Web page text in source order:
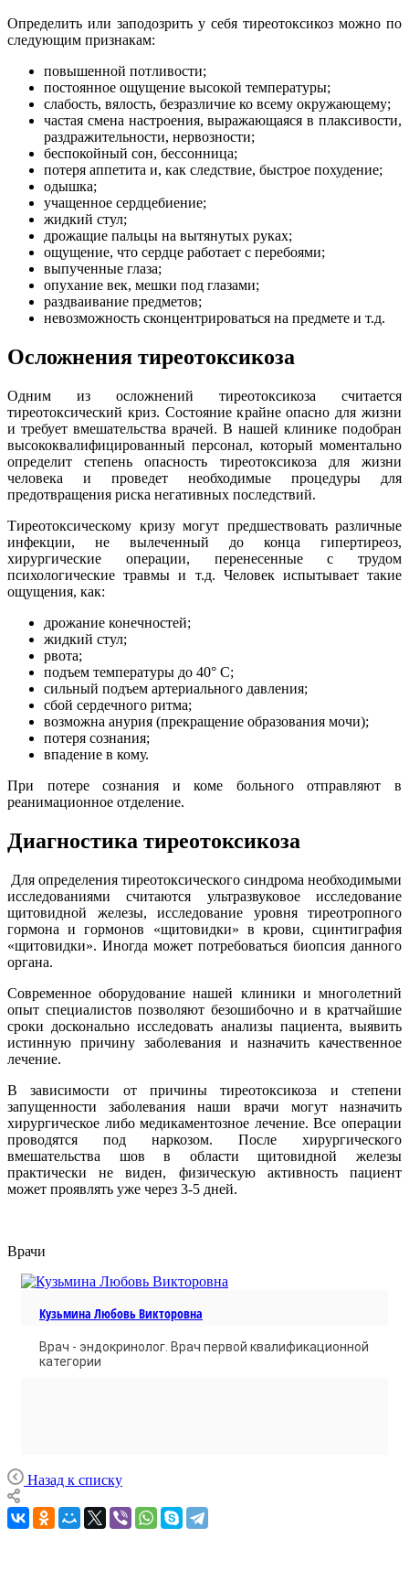
Определить или заподозрить у себя тиреотоксикоз можно по
следующим признакам:
повышенной потливости;
постоянное ощущение высокой температуры;
слабость, вялость, безразличие ко всему окружающему;
частая смена настроения, выражающаяся в плаксивости,
раздражительности, нервозности;
беспокойный сон, бессонница;
потеря аппетита и, как следствие, быстрое похудение;
одышка;
учащенное сердцебиение;
жидкий стул;
дрожащие пальцы на вытянутых руках;
ощущение, что сердце работает с перебоями;
выпученные глаза;
опухание век, мешки под глазами;
раздваивание предметов;
невозможность сконцентрироваться на предмете и т.д.
Осложнения тиреотоксикоза
Одним из осложнений тиреотоксикоза считается
тиреотоксический криз. Состояние крайне опасно для жизни
и требует вмешательства врачей. В нашей клинике подобран
высококвалифицированный персонал, который моментально
определит степень опасность тиреотоксикоза для жизни
человека и проведет необходимые процедуры для
предотвращения риска негативных последствий.
Тиреотоксическому кризу могут предшествовать различные
инфекции, не вылеченный до конца гипертиреоз,
хирургические операции, перенесенные с трудом
психологические травмы и т.д. Человек испытывает такие
ощущения, как:
дрожание конечностей;
жидкий стул;
рвота;
подъем температуры до 40° C;
сильный подъем артериального давления;
сбой сердечного ритма;
возможна анурия (прекращение образования мочи);
потеря сознания;
впадение в кому.
При потере сознания и коме больного отправляют в
реанимационное отделение.
Диагностика тиреотоксикоза
Для определения тиреотоксического синдрома необходимыми
исследованиями считаются ультразвуковое исследование
щитовидной железы, исследование уровня тиреотропного
гормона и гормонов «щитовидки» в крови, сцинтиграфия
«щитовидки». Иногда может потребоваться биопсия данного
органа.
Современное оборудование нашей клиники и многолетний
опыт специалистов позволяют безошибочно и в кратчайшие
сроки досконально исследовать анализы пациента, выявить
истинную причину заболевания и назначить качественное
лечение.
В зависимости от причины тиреотоксикоза и степени
запущенности заболевания наши врачи могут назначить
хирургическое либо медикаментозное лечение. Все операции
проводятся под наркозом. После хирургического
вмешательства шов в области щитовидной железы
практически не виден, физическую активность пациент
может проявлять уже через 3-5 дней.
Врачи
Кузьмина Любовь Викторовна
Врач - эндокринолог. Врач первой квалификационной
категории
Назад к списку